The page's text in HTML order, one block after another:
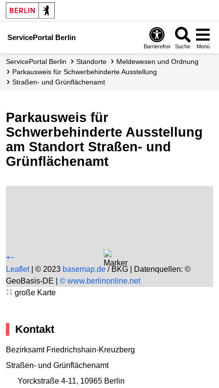
ServicePortal Berlin
Barrierefrei Suche Menü
ServicePortal Berlin Standorte
Meldewesen und Ordnung
Parkausweis für Schwerbehinderte Ausstellung
Straßen- und Grünflächenamt
Parkausweis für
Schwerbehinderte Ausstellung
am Standort Straßen- und
Grünflächenamt
+−
Leaflet
© 2023 basemap.de / BKG | Datenquellen: ©
GeoBasis-DE | © www.berlinonline.net
große Karte
Kontakt
Bezirksamt Friedrichshain-Kreuzberg
Straßen- und Grünflächenamt
Yorckstraße 4-11, 10965 Berlin